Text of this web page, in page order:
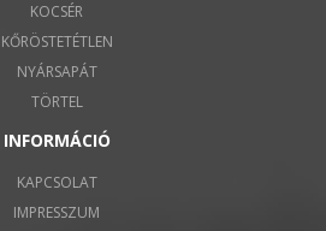
KOCSÉR
KŐRÖSTETÉTLEN
NYÁRSAPÁT
TÖRTEL
INFORMÁCIÓ
KAPCSOLAT
IMPRESSZUM